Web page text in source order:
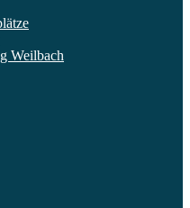
Weilbach